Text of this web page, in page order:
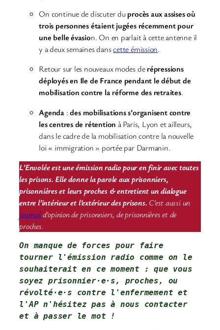
On continue de discuter duprocès aux assises où
trois personnes étaient jugées récemment pour
une belle évasion. On en parlait à cette antenne il
y a deux semaines danscette émission.
Retour sur les nouveaux modes derépressions
déployés en Ile de France pendant le début de
mobilisation contre la réforme des retraites.
Agenda :des mobilisations s’organisent contre
les centres de rétention à Paris, Lyon et ailleurs,
dans le cadre de la mobilisation contre la nouvelle
loi « immigration » portée par Darmanin.
L’Envolée est une émission radio pour en finir avec toutes
les prisons. Elle donne la parole aux prisonniers,
prisonnières et leurs proches & entretient un dialogue
entre l’intérieur et l’extérieur des prisons. C’est aussi un
journald’opinion de prisonniers, de prisonnières et de
proches.
On manque de forces pour faire
tourner l'émission radio comme on le
souhaiterait en ce moment : que vous
soyez prisonnier·e·s, proches, ou
révolté·e·s contre l'enfermement et
l'AP n'hésitez pas à nous contacter
et à passer le mot !